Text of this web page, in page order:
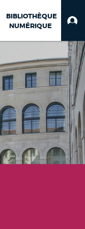
BIBLIOTHÈQUE
NUMÉRIQUE